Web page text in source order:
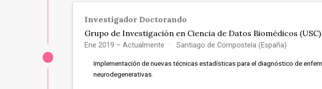
Investigador Doctorando
Grupo de Investigación en Ciencia de Datos Biomédicos (USC)
Ene 2019 – Actualmente Santiago de Compostela (España)
Implementación de nuevas técnicas estadísticas para el diagnóstico de
neurodegenerativas.